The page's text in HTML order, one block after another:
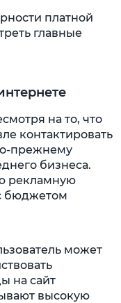
платной
главные
на то, что
контактировать
прежнему
бизнеса.
рекламную
бюджетом
может
на сайт
высокую